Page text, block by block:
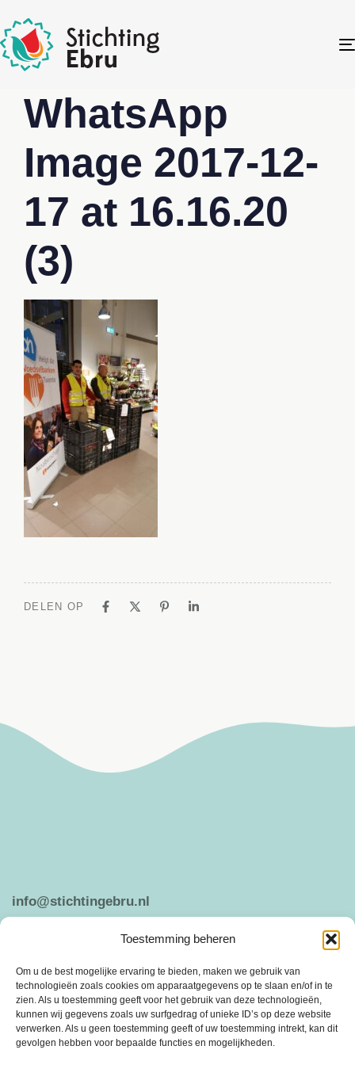
Toestemming beheren
Om u de best mogelijke ervaring te bieden, maken we gebruik van
technologieën zoals cookies om apparaatgegevens op te slaan en/of in te
zien. Als u toestemming geeft voor het gebruik van deze technologieën,
kunnen wij gegevens zoals uw surfgedrag of unieke ID’s op deze website
verwerken. Als u geen toestemming geeft of uw toestemming intrekt, kan dit
gevolgen hebben voor bepaalde functies en mogelijkheden.
WhatsApp
Image 2017-12-
17 at 16.16.20
(3)
DELEN OP
info@stichtingebru.nl
Weergeven op Google Maps
ANBI PRIVACY VERKLARING